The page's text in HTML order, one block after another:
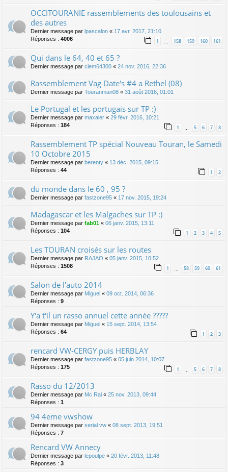
OCCITOURANIE rassemblements des toulousains et
des autres
Dernier message par lpascalon « 17 avr. 2017, 21:10
Réponses : 4006 1 158 159 160 161
Qui dans le 64, 40 et 65 ?
Dernier message par clem64300 « 24 nov. 2016, 22:36
Rassemblement Vag Date's #4 a Rethel (08)
Dernier message par Touranman08 « 31 août 2016, 01:01
Le Portugal et les portugais sur TP :)
Dernier message par maxaler « 29 févr. 2016, 10:21
Réponses : 184 1 5 6 7 8
Rassemblement TP spécial Nouveau Touran, le Samedi
10 Octobre 2015
Dernier message par berenty « 13 déc. 2015, 09:15
Réponses : 44 1 2
du monde dans le 60 , 95 ?
Dernier message par fastzone95 « 17 nov. 2015, 19:24
Madagascar et les Malgaches sur TP :)
Dernier message par fab01 « 06 janv. 2015, 13:11
Réponses : 104 1 2 3 4 5
Les TOURAN croisés sur les routes
Dernier message par RAJAO « 05 janv. 2015, 10:52
Réponses : 1508 1 58 59 60 61
Salon de l'auto 2014
Dernier message par Miguel « 09 oct. 2014, 06:36
Réponses : 9
Y'a t'il un rasso annuel cette année ?????
Dernier message par Miguel « 15 sept. 2014, 13:54
Réponses : 64 1 2 3
rencard VW-CERGY puis HERBLAY
Dernier message par fastzone95 « 05 juin 2014, 10:07
Réponses : 175 1 … 5 6 7 8
Rasso du 12/2013
Dernier message par Mc Rai « 25 nov. 2013, 09:44
Réponses : 1
94 4eme vwshow
Dernier message par serial vw « 08 sept. 2013, 19:51
Réponses : 7
Rencard VW Annecy
Dernier message par lepoulpe « 20 févr. 2013, 11:48
Réponses : 3